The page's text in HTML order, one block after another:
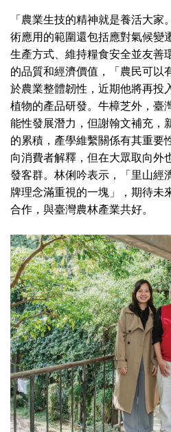
「農業生技的精神就是養活大
術應用的範圍還包括應對氣候變
生產方式、維持糧食安全並友善
的品質和經濟價值，「農民可以
於農業整體韌性，近期他將再投
植物的產品研發。牛樟芝外，臺
能性發展潛力，但謝翰文補充，
的累積，產學維繫關係有其重要
向消費者解釋，但在大眾取向外
發客群。林俐吟表示，「里山經
牌理念滿重視的一塊」，期待未
合作，與臺灣農林產業共好。